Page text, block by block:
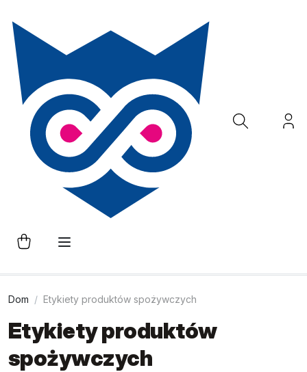
Dom Etykiety produktów spożywczych
Etykiety produktów
spożywczych